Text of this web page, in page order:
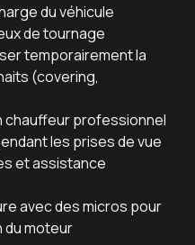
du véhicule
de tournage
temporairement la
(covering,
chauffeur professionnel
les prises de vue
et assistance
avec des micros pour
du moteur